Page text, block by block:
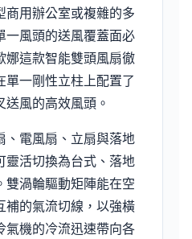
商用辦公室或複雜的多
一風頭的送風覆蓋面必
娜這款智能雙頭風扇徹
一剛性立柱上配置了
風的高效風頭。
、電風扇、立扇與落地
靈活切換為台式、落地
渦輪驅動矩陣能在空
補的氣流切線，以強橫
氣機的冷流迅速帶向各